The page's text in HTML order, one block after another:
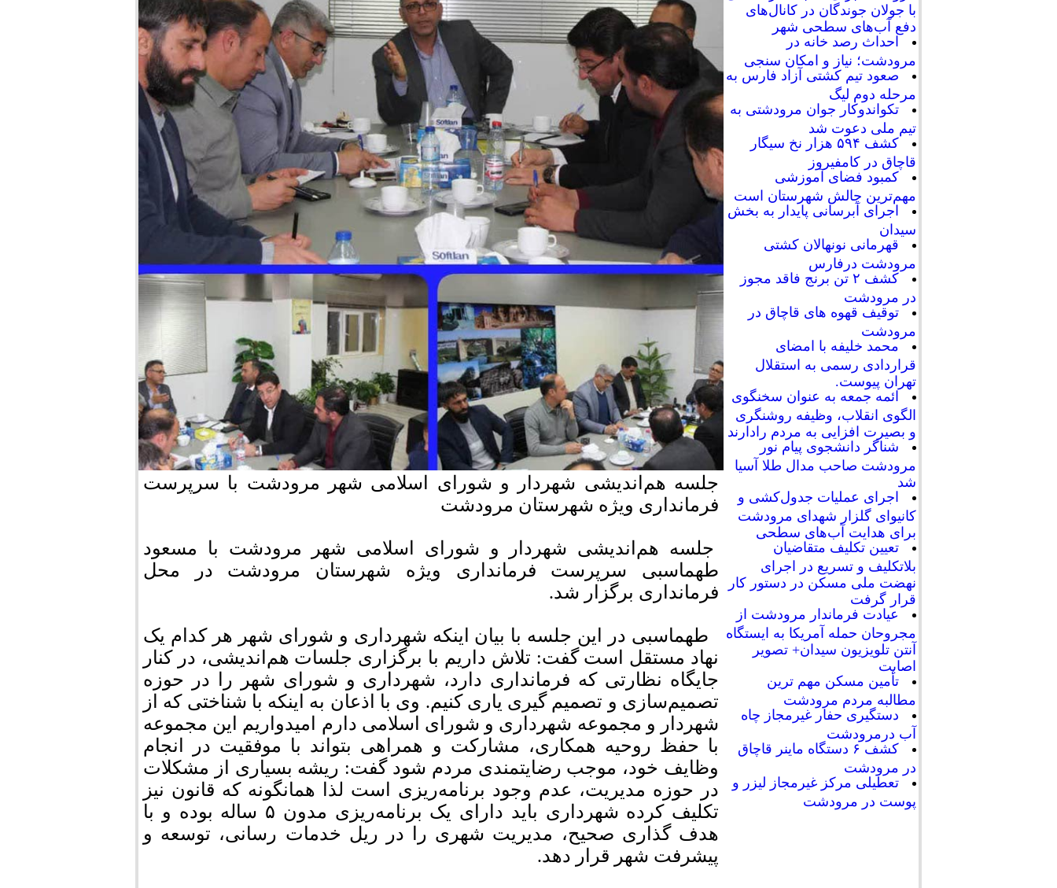
با جولان جوندگان در کانال‌های
دفع آب‌های سطحی شهر
احداث رصد خانه در
مرودشت؛ نیاز و امکان سنجی
صعود تیم کشتی آزاد فارس به
مرحله دوم لیگ
تکواندوکار جوان مرودشتی به
تیم ملی دعوت شد
کشف ۵۹۴ هزار نخ سیگار
قاچاق در کامفیروز
کمبود فضای آموزشی
مهم‌ترین چالش شهرستان است
اجرای آبرسانی پایدار به بخش
سیدان
قهرمانی نونهالان کشتی
مرودشت درفارس
کشف ۲ تن برنج فاقد مجوز
در مرودشت
توقیف قهوه های قاچاق در
مرودشت
محمد خلیفه با امضای
قراردادی رسمی به استقلال
تهران پیوست.
ائمه جمعه به عنوان سخنگوی
الگوی انقلاب، وظیفه روشنگری
و بصیرت افزایی به مردم رادارند
شناگر دانشجوی پیام نور
مرودشت صاحب مدال طلا آسیا
شد
اجرای عملیات جدول‌کشی و
کانیوای گلزار شهدای مرودشت
برای هدایت آب‌های سطحی
تعیین تکلیف متقاضیان
بلاتکلیف و تسریع در اجرای
نهضت ملی مسکن در دستور کار
قرار گرفت
عیادت فرماندار مرودشت از
مجروحان حمله آمریکا به ایستگاه
آنتن تلویزیون سیدان+ تصویر
اصابت
تأمین مسکن مهم ترین
مطالبه مردم مرودشت
دستگیری حفار غیرمجاز چاه
آب درمرودشت
کشف ۶ دستگاه ماینر قاچاق
در مرودشت
تعطیلی مرکز غیرمجاز لیزر و
پوست در مرودشت
جلسه هم‌اندیشی شهردار و شورای اسلامی شهر مرودشت با سرپرست
فرمانداری ویژه شهرستان مرودشت
جلسه هم‌اندیشی شهردار و شورای اسلامی شهر مرودشت با مسعود
طهماسبی سرپرست فرمانداری ویژه شهرستان مرودشت در محل
فرمانداری برگزار شد.
طهماسبی در این جلسه با بیان اینکه شهرداری و شورای شهر هر کدام یک
نهاد مستقل است گفت: تلاش داریم با برگزاری جلسات هم‌اندیشی، در کنار
جایگاه نظارتی که فرمانداری دارد، شهرداری و شورای شهر را در حوزه
تصمیم‌سازی و تصمیم گیری یاری کنیم. وی با اذعان به اینکه با شناختی که از
شهردار و مجموعه شهرداری و شورای اسلامی دارم امیدواریم این مجموعه
با حفظ روحیه همکاری، مشارکت و همراهی بتواند با موفقیت در انجام
وظایف خود، موجب رضایتمندی مردم شود گفت: ریشه بسیاری از مشکلات
در حوزه مدیریت، عدم وجود برنامه‌ریزی است لذا همانگونه که قانون نیز
تکلیف کرده شهرداری باید دارای یک برنامه‌ریزی مدون ۵ ساله بوده و با
هدف گذاری صحیح، مدیریت شهری را در ریل خدمات رسانی، توسعه و
پیشرفت شهر قرار دهد.